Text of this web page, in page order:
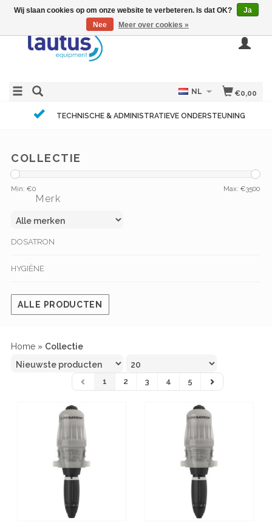
€0,00
NL
TECHNISCHE & ADMINISTRATIEVE ONDERSTEUNING
COLLECTIE
Min: €0 Max: €3500
Merk
DOSATRON
HYGIËNE
ALLE PRODUCTEN
Home » Collectie
1 2 3 4 5
Wij slaan cookies op om onze website te verbeteren. Is dat OK?
Ja
Nee
Meer over cookies »